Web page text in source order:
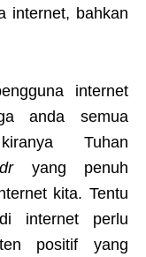
internet, bahkan
internet
anda semua
Tuhan
yang penuh
kita. Tentu
internet perlu
positif yang